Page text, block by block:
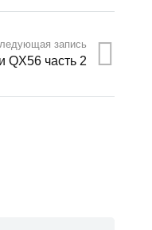
запись
QX56 часть 2